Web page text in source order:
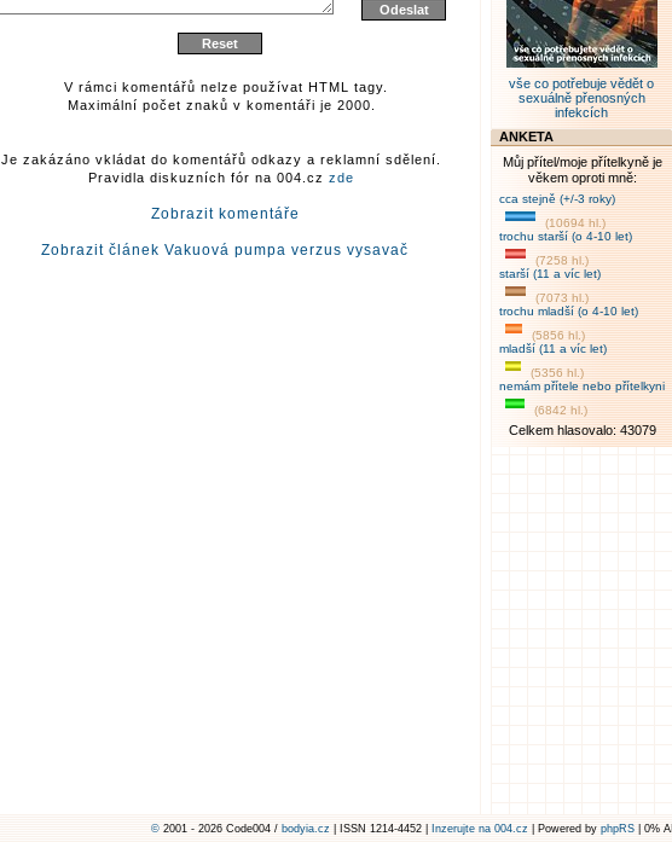
V rámci komentářů nelze používat HTML tagy.
Maximální počet znaků v komentáři je 2000.
Je zakázáno vkládat do komentářů odkazy a reklamní sdělení.
Pravidla diskuzních fór na 004.cz zde
Zobrazit komentáře
Zobrazit článek Vakuová pumpa verzus vysavač
vše co potřebuje vědět o
sexuálně přenosných
infekcích
ANKETA
Můj přítel/moje přítelkyně je
věkem oproti mně:
cca stejně (+/-3 roky)
(10694 hl.)
trochu starší (o 4-10 let)
(7258 hl.)
starší (11 a víc let)
(7073 hl.)
trochu mladší (o 4-10 let)
(5856 hl.)
mladší (11 a víc let)
(5356 hl.)
nemám přítele nebo přítelkyni
(6842 hl.)
Celkem hlasovalo: 43079
© 2001 - 2026 Code004 / bodyia.cz | ISSN 1214-4452 | Inzerujte na 004.cz | Powered by phpRS | 0% AI